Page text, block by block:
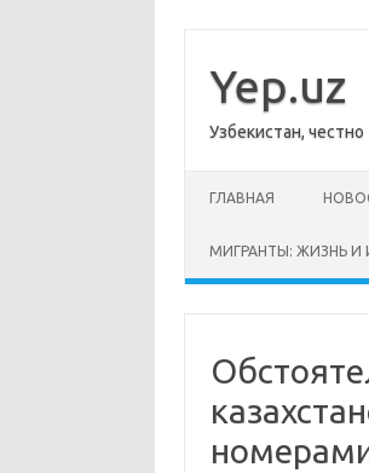
содержимому
Yep.uz
Узбекистан, честно
ГЛАВНАЯ
МИГРАНТЫ: ЖИЗНЬ И